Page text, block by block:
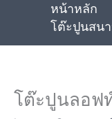
หน้าหลัก
โต๊ะปูนสน
โต๊ะปูนลอฟ